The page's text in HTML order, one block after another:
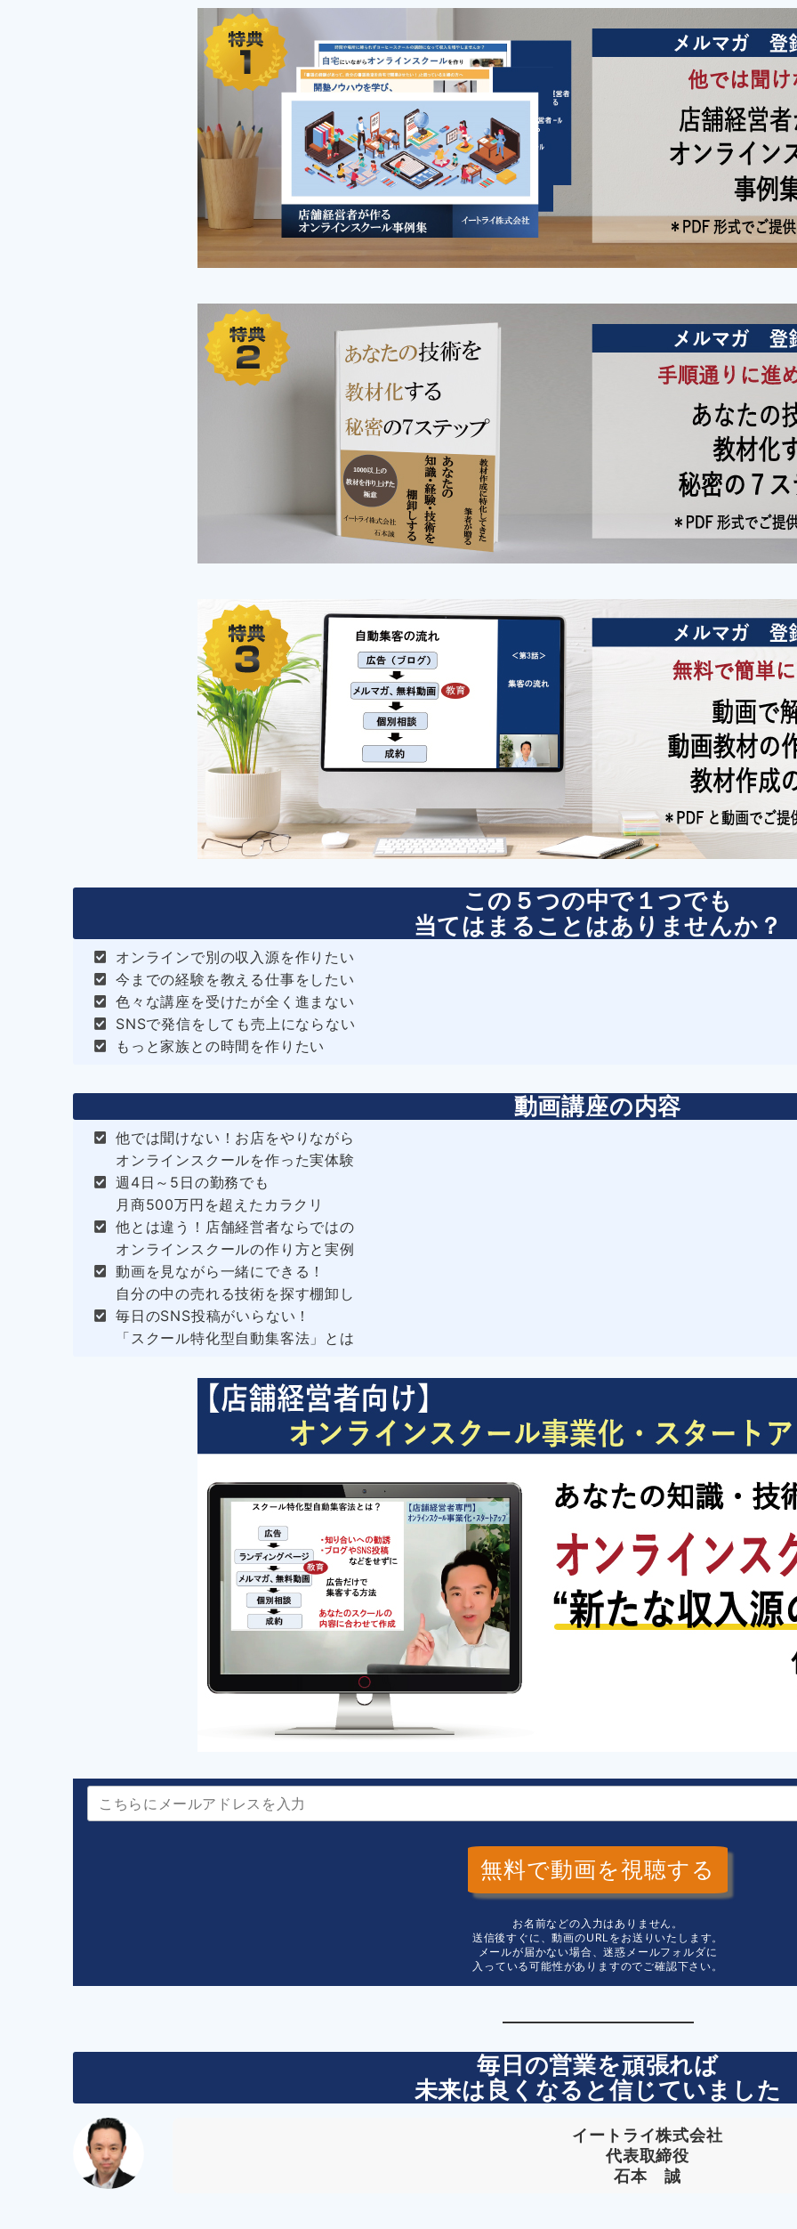
この５つの中で１つでも
当てはまることはありませんか？
オンラインで別の収入源を作りたい
今までの経験を教える仕事をしたい
色々な講座を受けたが全く進まない
SNSで発信をしても売上にならない
もっと家族との時間を作りたい
動画講座の内容
他では聞けない！お店をやりながら
オンラインスクールを作った実体験
週4日～5日の勤務でも
月商500万円を超えたカラクリ
他とは違う！店舗経営者ならではの
オンラインスクールの作り方と実例
動画を見ながら一緒にできる！
自分の中の売れる技術を探す棚卸し
毎日のSNS投稿がいらない！
「スクール特化型自動集客法」とは
無料で動画を視聴する
お名前などの入力はありません。
送信後すぐに、動画のURLをお送りいたします。
メールが届かない場合、迷惑メールフォルダに
入っている可能性がありますのでご確認下さい。
毎日の営業を頑張れば
未来は良くなると信じていました
イートライ株式会社
代表取締役
石本 誠